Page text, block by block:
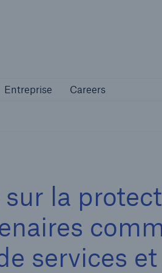
Entreprise Careers
la
services